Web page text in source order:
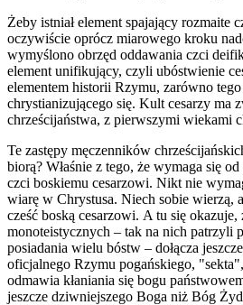
Żeby istniał element spajający rozmaite
oczywiście oprócz miarowego kroku
wymyślono obrzęd oddawania czci
element unifikujący, czyli ubóstwienie
elementem historii Rzymu, zarówno
chrystianizującego się. Kult cesarzy ma
chrześcijaństwa, z pierwszymi wiekami
Te zastępy męczenników
biorą? Właśnie z tego, że wymaga się
czci boskiemu cesarzowi. Nikt nie
wiarę w Chrystusa. Niech sobie wierzą,
cześć boską cesarzowi. A tu się
monoteistycznych – tak na nich patrzyli
posiadania wielu bóstw – dołącza
oficjalnego Rzymu pogańskiego,
odmawia kłaniania się bogu
jeszcze dziwniejszego Boga niż Bóg